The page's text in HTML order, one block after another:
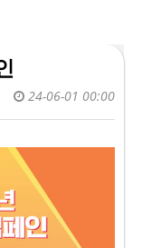
24-06-01 00:00